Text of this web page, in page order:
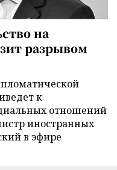
на
разрывом
к
отношений
иностранных
в эфире